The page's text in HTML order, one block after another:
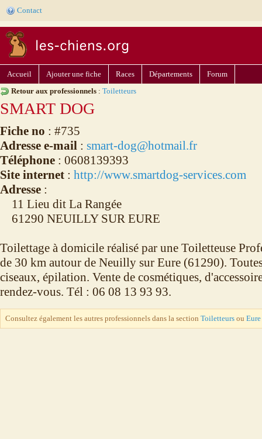
Contact
Accueil Ajouter une fiche Races Départements
Forum
Retour aux professionnels : Toiletteurs
SMART DOG
Fiche no : #735
Adresse e-mail : smart-dog@hotmail.fr
Téléphone : 0608139393
Site internet : http://www.smartdog-services.com
Adresse :
11 Lieu dit La Rangée
61290 NEUILLY SUR EURE
Toilettage à domicile réalisé par une Toiletteuse
de 30 km autour de Neuilly sur Eure (61290).
ciseaux, épilation. Vente de cosmétiques,
rendez-vous. Tél : 06 08 13 93 93.
Consultez également les autres professionnels dans la section Toiletteurs ou